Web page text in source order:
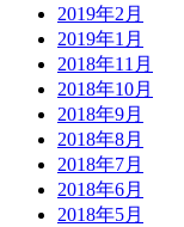
2019年2月
2019年1月
2018年11月
2018年10月
2018年9月
2018年8月
2018年7月
2018年6月
2018年5月